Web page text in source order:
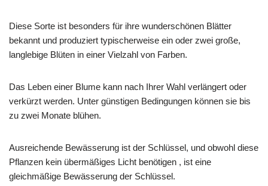
Diese Sorte ist besonders für ihre wunderschönen Blätter
bekannt und produziert typischerweise ein oder zwei große,
langlebige Blüten in einer Vielzahl von Farben.
Das Leben einer Blume kann nach Ihrer Wahl verlängert oder
verkürzt werden. Unter günstigen Bedingungen können sie bis
zu zwei Monate blühen.
Ausreichende Bewässerung ist der Schlüssel, und obwohl diese
Pflanzen kein übermäßiges Licht benötigen , ist eine
gleichmäßige Bewässerung der Schlüssel.